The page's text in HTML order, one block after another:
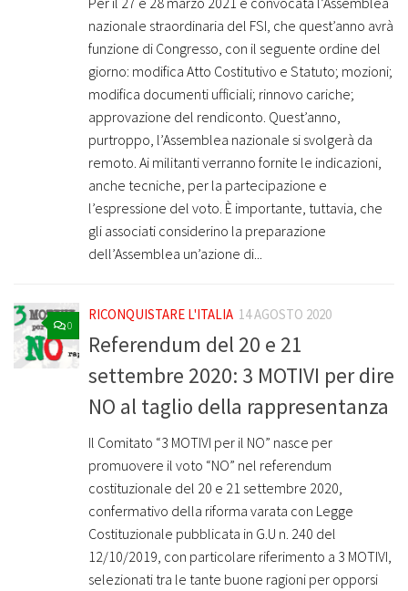
nazionale straordinaria del FSI, che quest’anno avrà
funzione di Congresso, con il seguente ordine del
giorno: modifica Atto Costitutivo e Statuto; mozioni;
modifica documenti ufficiali; rinnovo cariche;
approvazione del rendiconto. Quest’anno,
purtroppo, l’Assemblea nazionale si svolgerà da
remoto. Ai militanti verranno fornite le indicazioni,
anche tecniche, per la partecipazione e
l’espressione del voto. È importante, tuttavia, che
gli associati considerino la preparazione
dell’Assemblea un’azione di...
0
RICONQUISTARE L'ITALIA 14 AGOSTO 2020
Referendum del 20 e 21
settembre 2020: 3 MOTIVI per dire
NO al taglio della rappresentanza
Il Comitato “3 MOTIVI per il NO” nasce per
promuovere il voto “NO” nel referendum
costituzionale del 20 e 21 settembre 2020,
confermativo della riforma varata con Legge
Costituzionale pubblicata in G.U n. 240 del
12/10/2019, con particolare riferimento a 3 MOTIVI,
selezionati tra le tante buone ragioni per opporsi